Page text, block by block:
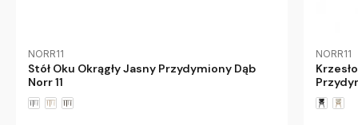
NORR11
Stół Oku Okrągły Jasny Przydymiony Dąb
Norr 11
NORR11